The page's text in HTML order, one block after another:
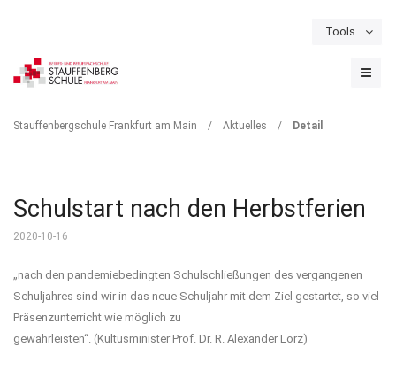
Tools
Schulportal Termine
Stauffenbergschule Frankfurt am Main / Aktuelles / Detail
Schulstart nach den Herbstferien
2020-10-16
„nach den pandemiebedingten Schulschließungen des vergangenen
Schuljahres sind wir in das neue Schuljahr mit dem Ziel gestartet, so viel
Präsenzunterricht wie möglich zu
gewährleisten“. (Kultusminister Prof. Dr. R. Alexander Lorz)